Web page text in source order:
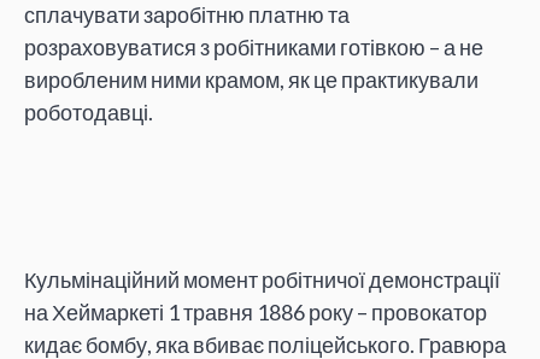
сплачувати заробітню платню та
розраховуватися з робітниками готівкою – а не
виробленим ними крамом, як це практикували
роботодавці.
Кульмінаційний момент робітничої демонстрації
на Хеймаркеті 1 травня 1886 року – провокатор
кидає бомбу, яка вбиває поліцейського. Гравюра